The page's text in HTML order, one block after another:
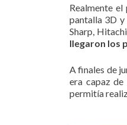
Realmente
pantalla 3D
Sharp,
llegaron los
A finales de
era capaz
permitía